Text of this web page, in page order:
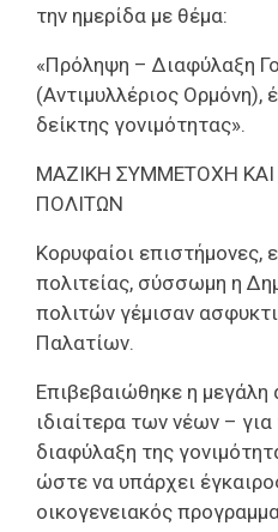
την ημερίδα με θέμα:
«Πρόληψη – Διαφύλαξη
(Αντιμυλλέριος Ορμόνη),
δείκτης γονιμότητας».
ΜΑΖΙΚΗ ΣΥΜΜΕΤΟΧΗ
ΠΟΛΙΤΩΝ
Κορυφαίοι επιστήμονες,
πολιτείας, σύσσωμη η
πολιτών γέμισαν
Παλατίων.
Επιβεβαιώθηκε η
ιδιαίτερα των νέων –
διαφύλαξη της
ώστε να υπάρχει
οικογενειακός